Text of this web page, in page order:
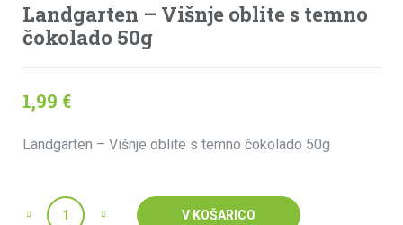
Landgarten – Višnje oblite s temno
čokolado 50g
1,99 €
Landgarten – Višnje oblite s temno čokolado 50g
Količina V KOŠARICO